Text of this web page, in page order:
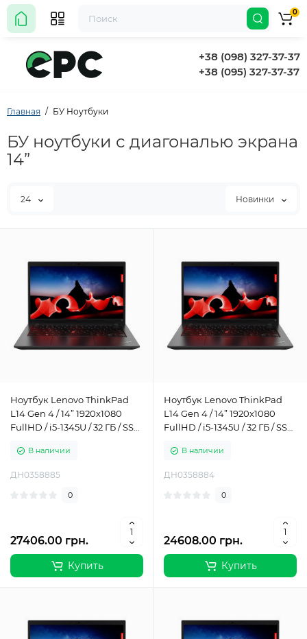
+38 (098) 327-37-37
+38 (095) 327-37-37
0
Главная БУ Ноутбуки
БУ ноутбуки с диагональю экрана
14”
24 Новинки
Ноутбук Lenovo ThinkPad
L14 Gen 4 / 14” 1920x1080
FullHD / i5-1345U / 32 ГБ / SSD
Класс Б
В наличии
ДН0358885
0
27406.00 грн.
Купить
Ноутбук Lenovo ThinkPad
L14 Gen 4 / 14” 1920x1080
FullHD / i5-1345U / 32 ГБ / SSD
/ Класс Б
В наличии
ДН0358884
0
24608.00 грн.
Купить